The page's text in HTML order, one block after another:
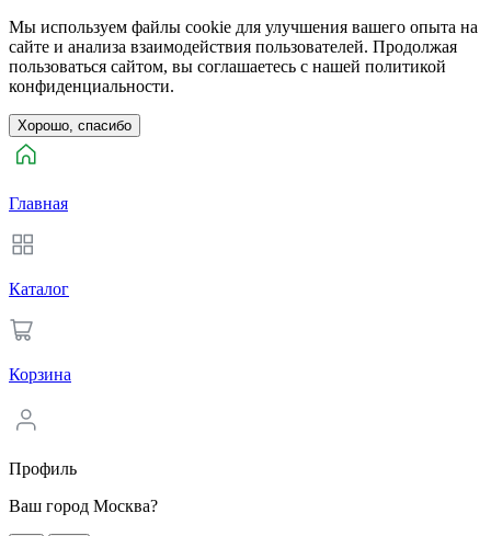
Мы используем файлы cookie для улучшения вашего опыта на
сайте и анализа взаимодействия пользователей. Продолжая
пользоваться сайтом, вы соглашаетесь с нашей политикой
конфиденциальности.
Хорошо, спасибо
Главная
Каталог
Корзина
Профиль
Ваш город Москва?